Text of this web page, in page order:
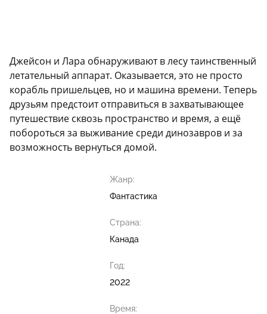
Джейсон и Лара обнаруживают в лесу таинственный
летательный аппарат. Оказывается, это не просто
корабль пришельцев, но и машина времени. Теперь
друзьям предстоит отправиться в захватывающее
путешествие сквозь пространство и время, а ещё
побороться за выживание среди динозавров и за
возможность вернуться домой.
Жанр:
Фантастика
Страна:
Канада
Год:
2022
Время: